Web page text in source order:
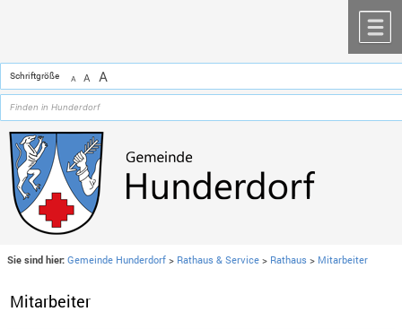
Schriftgröße A A A
Sie sind hier: Gemeinde Hunderdorf > Rathaus & Service > Rathaus > Mitarbeiter
Mitarbeiter